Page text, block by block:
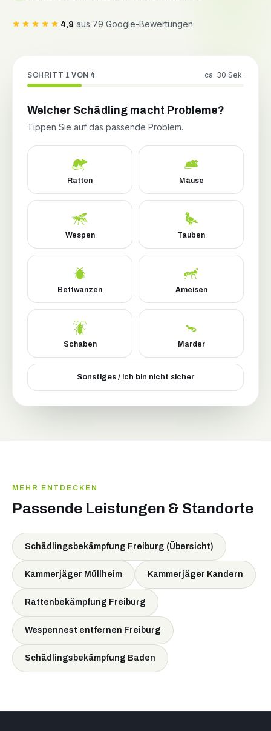
4,9 aus 79 Google-Bewertungen
SCHRITT 1 VON 4 ca. 30 Sek.
Welcher Schädling macht Probleme?
Tippen Sie auf das passende Problem.
Ratten Mäuse
Wespen Tauben
Bettwanzen Ameisen
Schaben Marder
Sonstiges / ich bin nicht sicher
MEHR ENTDECKEN
Passende Leistungen & Standorte
Schädlingsbekämpfung Freiburg (Übersicht)
Kammerjäger Müllheim Kammerjäger Kandern
Rattenbekämpfung Freiburg
Wespennest entfernen Freiburg
Schädlingsbekämpfung Baden